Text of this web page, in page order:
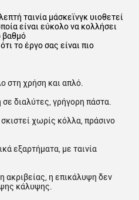
ταινία μάσκεϊνγκ υιοθετεί
είναι εύκολο να κολλήσει
βαθμό
το έργο σας είναι πιο
στη χρήση και απλό.
διαλύτες, γρήγορη πάστα.
χωρίς κόλλα, πράσινο
εξαρτήματα, με ταινία
ακριβείας, η επικάλυψη δεν
κάλυψης.